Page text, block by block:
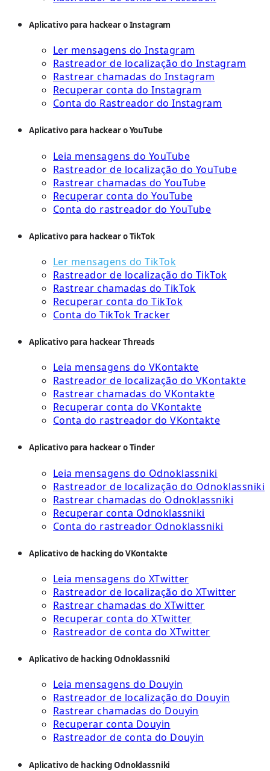
Aplicativo para hackear o Instagram
Ler mensagens do Instagram
Rastreador de localização do Instagram
Rastrear chamadas do Instagram
Recuperar conta do Instagram
Conta do Rastreador do Instagram
Aplicativo para hackear o YouTube
Leia mensagens do YouTube
Rastreador de localização do YouTube
Rastrear chamadas do YouTube
Recuperar conta do YouTube
Conta do rastreador do YouTube
Aplicativo para hackear o TikTok
Ler mensagens do TikTok
Rastreador de localização do TikTok
Rastrear chamadas do TikTok
Recuperar conta do TikTok
Conta do TikTok Tracker
Aplicativo para hackear Threads
Leia mensagens do VKontakte
Rastreador de localização do VKontakte
Rastrear chamadas do VKontakte
Recuperar conta do VKontakte
Conta do rastreador do VKontakte
Aplicativo para hackear o Tinder
Leia mensagens do Odnoklassniki
Rastreador de localização do Odnoklassniki
Rastrear chamadas do Odnoklassniki
Recuperar conta Odnoklassniki
Conta do rastreador Odnoklassniki
Aplicativo de hacking do VKontakte
Leia mensagens do XTwitter
Rastreador de localização do XTwitter
Rastrear chamadas do XTwitter
Recuperar conta do XTwitter
Rastreador de conta do XTwitter
Aplicativo de hacking Odnoklassniki
Leia mensagens do Douyin
Rastreador de localização do Douyin
Rastrear chamadas do Douyin
Recuperar conta Douyin
Rastreador de conta do Douyin
Aplicativo de hacking Odnoklassniki